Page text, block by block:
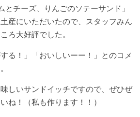
とチーズ、りんごのソテーサンド」
産にいただいたので、スタッフみん
ろ大好評でした。
る！」「おいしいーー！」とのコメ
しいサンドイッチですので、ぜひぜ
ね！（私も作ります！！）